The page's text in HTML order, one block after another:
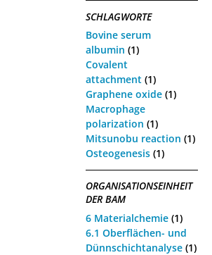
SCHLAGWORTE
Bovine serum
albumin (1)
Covalent
attachment (1)
Graphene oxide (1)
Macrophage
polarization (1)
Mitsunobu reaction (1)
Osteogenesis (1)
ORGANISATIONSEINHEIT
DER BAM
6 Materialchemie (1)
6.1 Oberflächen- und
Dünnschichtanalyse (1)